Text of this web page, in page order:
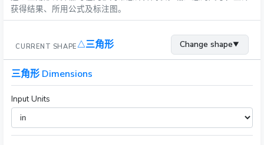
科学
其他工具
获得结果、所用公式及标注图。
CURRENT SHAPE 三角形 Change shape▼
三角形 Dimensions
Input Units